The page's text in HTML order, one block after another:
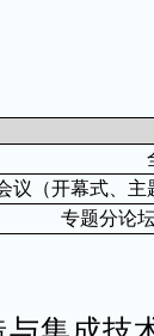
议（开幕式、
专题分论